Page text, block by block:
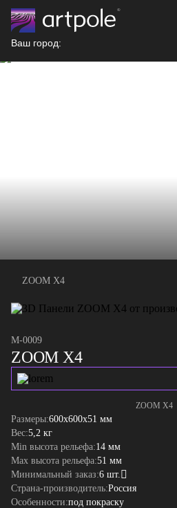
Ваш город:
ZOOM X4
M-0009
ZOOM X4
ZOOM X4
Размеры:600x600x51 мм
Вес:5,2 кг
Min высота рельефа:14 мм
Max высота рельефа:51 мм
Минимальный заказ:6 шт.
Страна-производитель:Россия
Особенности:под покраску